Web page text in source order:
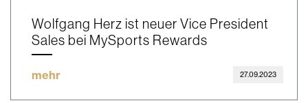
Wolfgang Herz ist neuer Vice President
Sales bei MySports Rewards
mehr 27.09.2023